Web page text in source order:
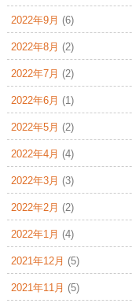
2022年9月 (6)
2022年8月 (2)
2022年7月 (2)
2022年6月 (1)
2022年5月 (2)
2022年4月 (4)
2022年3月 (3)
2022年2月 (2)
2022年1月 (4)
2021年12月 (5)
2021年11月 (5)